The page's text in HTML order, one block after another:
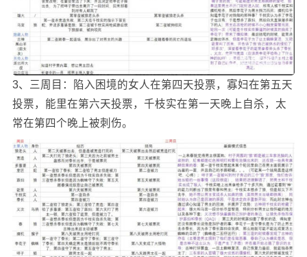
3、三周目：陷入困境的女人在第四天投票，寡妇在第五天
投票，能里在第六天投票，千枝实在第一天晚上自杀，太
常在第四个晚上被刺伤。